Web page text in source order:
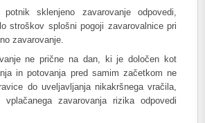
sklenjeno zavarovanje odpovedi,
stroškov splošni pogoji zavarovalnice pri
zavarovanje.
ne prične na dan, ki je določen kot
in potovanja pred samim začetkom ne
do uveljavljanja nikakršnega vračila,
zavarovanja rizika odpovedi